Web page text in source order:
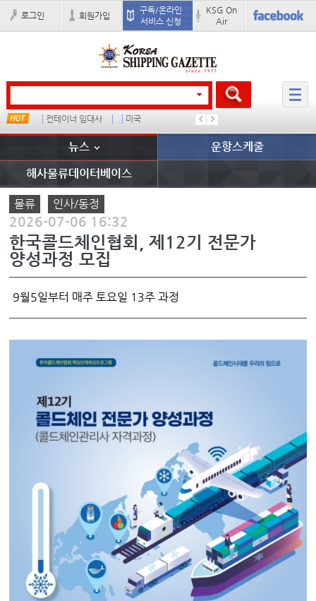
로그인 회원가입
구독/온라인
서비스 신청
KSG On
Air
컨테이너 임대사 미국 배
뉴스 운항스케줄
해사물류데이터베이스
물류 인사/동정
2026-07-06 16:32
한국콜드체인협회, 제12기 전문가
양성과정 모집
9월5일부터 매주 토요일 13주 과정